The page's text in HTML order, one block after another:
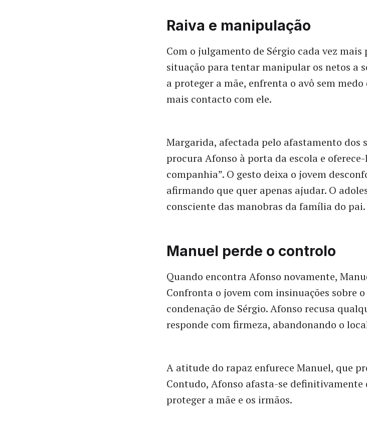
Raiva e manipulação
Com o julgamento de Sérgio cada vez
situação para tentar manipular os netos a
a proteger a mãe, enfrenta o avô sem
mais contacto com ele.
Margarida, afectada pelo afastamento
procura Afonso à porta da escola e
companhia”. O gesto deixa o jovem
afirmando que quer apenas ajudar. O
consciente das manobras da família do pai.
Manuel perde o controlo
Quando encontra Afonso novamente,
Confronta o jovem com insinuações sobre
condenação de Sérgio. Afonso recusa
responde com firmeza, abandonando o
A atitude do rapaz enfurece Manuel, que
Contudo, Afonso afasta-se definitivamente
proteger a mãe e os irmãos.